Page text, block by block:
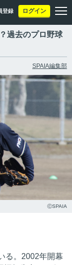
登録 ログイン
過去のプロ野球
SPAIA編集部
ⒸSPAIA
る。2002年開幕